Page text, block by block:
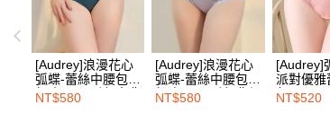
[Audrey]浪漫花心
弧蝶-蕾絲中腰包臀
無痕平口內褲-古典
NT$580
[Audrey]浪漫花心
弧蝶-蕾絲中腰包臀
無痕平口內褲-夢幻
NT$580
[Audrey]
派對優雅
包臀平口
NT$520